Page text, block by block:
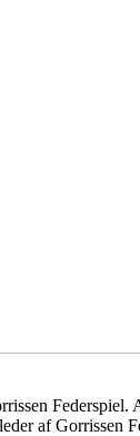
af Gorrissen